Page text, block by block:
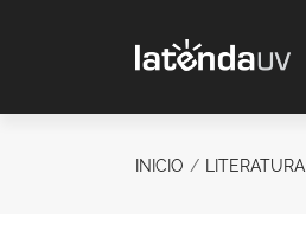
INICIO LITERATURA